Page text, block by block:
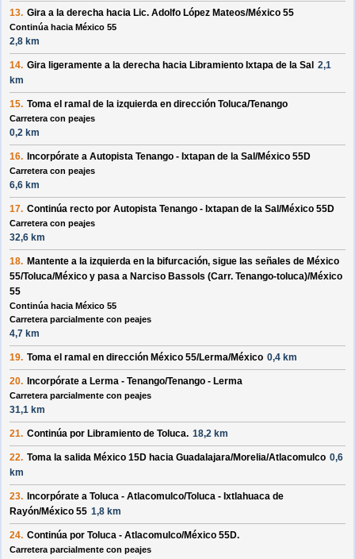
13. Gira a la derecha hacia Lic. Adolfo López Mateos/México 55
Continúa hacia México 55
2,8 km
14. Gira ligeramente a la derecha hacia Libramiento Ixtapa de la Sal 2,1
km
15. Toma el ramal de la izquierda en dirección Toluca/Tenango
Carretera con peajes
0,2 km
16. Incorpórate a Autopista Tenango - Ixtapan de la Sal/México 55D
Carretera con peajes
6,6 km
17. Continúa recto por Autopista Tenango - Ixtapan de la Sal/México 55D
Carretera con peajes
32,6 km
18. Mantente a la izquierda en la bifurcación, sigue las señales de México
55/Toluca/México y pasa a Narciso Bassols (Carr. Tenango-toluca)/México
55
Continúa hacia México 55
Carretera parcialmente con peajes
4,7 km
19. Toma el ramal en dirección México 55/Lerma/México 0,4 km
20. Incorpórate a Lerma - Tenango/Tenango - Lerma
Carretera parcialmente con peajes
31,1 km
21. Continúa por Libramiento de Toluca. 18,2 km
22. Toma la salida México 15D hacia Guadalajara/Morelia/Atlacomulco 0,6
km
23. Incorpórate a Toluca - Atlacomulco/Toluca - Ixtlahuaca de
Rayón/México 55 1,8 km
24. Continúa por Toluca - Atlacomulco/México 55D.
Carretera parcialmente con peajes